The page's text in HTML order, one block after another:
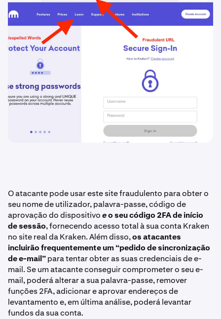
O atacante pode usar este site fraudulento para obter o
seu nome de utilizador, palavra-passe, código de
aprovação do dispositivoeo seu código 2FA de início
de sessão, fornecendo acesso total à sua conta Kraken
no site real da Kraken. Além disso,os atacantes
incluirão frequentemente um “pedido de sincronização
de e-mail”para tentar obter as suas credenciais de e-
mail. Se um atacante conseguir comprometer o seu e-
mail, poderá alterar a sua palavra-passe, remover
funções 2FA, adicionar e aprovar endereços de
levantamento e, em última análise, poderá levantar
fundos da sua conta.